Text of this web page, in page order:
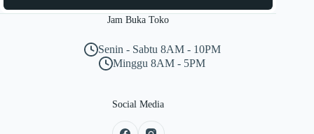
Jam Buka Toko
Senin - Sabtu 8AM - 10PM
Minggu 8AM - 5PM
Social Media